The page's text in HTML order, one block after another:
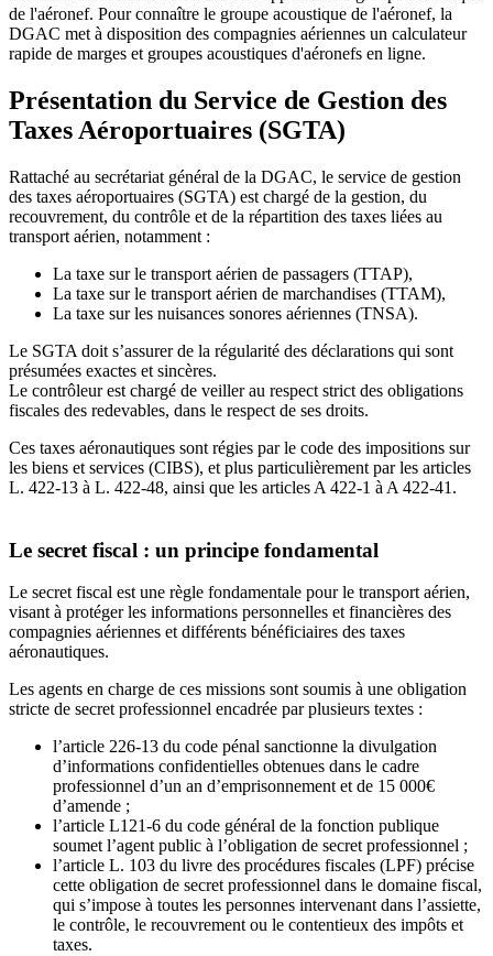
de l'aéronef. Pour connaître le groupe acoustique de l'aéronef, la
DGAC met à disposition des compagnies aériennes un calculateur
rapide de marges et groupes acoustiques d'aéronefs en ligne.
Présentation du Service de Gestion des
Taxes Aéroportuaires (SGTA)
Rattaché au secrétariat général de la DGAC, le service de gestion
des taxes aéroportuaires (SGTA) est chargé de la gestion, du
recouvrement, du contrôle et de la répartition des taxes liées au
transport aérien, notamment :
La taxe sur le transport aérien de passagers (TTAP),
La taxe sur le transport aérien de marchandises (TTAM),
La taxe sur les nuisances sonores aériennes (TNSA).
Le SGTA doit s’assurer de la régularité des déclarations qui sont
présumées exactes et sincères.
Le contrôleur est chargé de veiller au respect strict des obligations
fiscales des redevables, dans le respect de ses droits.
Ces taxes aéronautiques sont régies par le code des impositions sur
les biens et services (CIBS), et plus particulièrement par les articles
L. 422-13 à L. 422-48, ainsi que les articles A 422-1 à A 422-41.
Le secret fiscal : un principe fondamental
Le secret fiscal est une règle fondamentale pour le transport aérien,
visant à protéger les informations personnelles et financières des
compagnies aériennes et différents bénéficiaires des taxes
aéronautiques.
Les agents en charge de ces missions sont soumis à une obligation
stricte de secret professionnel encadrée par plusieurs textes :
l’article 226-13 du code pénal sanctionne la divulgation
d’informations confidentielles obtenues dans le cadre
professionnel d’un an d’emprisonnement et de 15 000€
d’amende ;
l’article L121-6 du code général de la fonction publique
soumet l’agent public à l’obligation de secret professionnel ;
l’article L. 103 du livre des procédures fiscales (LPF) précise
cette obligation de secret professionnel dans le domaine fiscal,
qui s’impose à toutes les personnes intervenant dans l’assiette,
le contrôle, le recouvrement ou le contentieux des impôts et
taxes.